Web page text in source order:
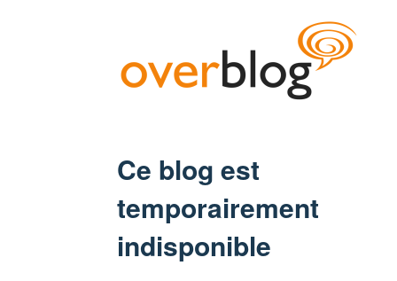
Ce blog est
temporairement
indisponible